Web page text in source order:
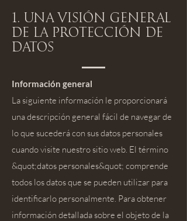
1. Una visión general
de la protección de
datos
Información general
La siguiente información le proporcionará
una descripción general fácil de navegar de
lo que sucederá con sus datos personales
cuando visite nuestro sitio web. El término
&quot;datos personales&quot; comprende
todos los datos que se pueden utilizar para
identificarlo personalmente. Para obtener
información detallada sobre el objeto de la